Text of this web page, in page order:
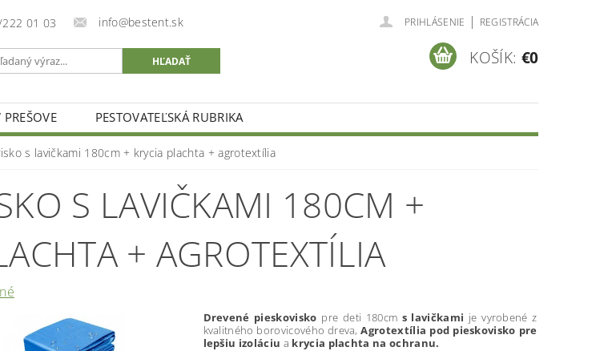
01 03 info@bestent.sk PRIHLÁSENIE | REGISTRÁCIA
KOŠÍK: €0
PESTOVATEĽSKÁ RUBRIKA
s lavičkami 180cm + krycia plachta + agrotextília
S LAVIČKAMI 180CM +
+ AGROTEXTÍLIA
Drevené pieskovisko pre deti 180cm s lavičkami je vyrobené z
kvalitného borovicového dreva,Agrotextília pod pieskovisko pre
lepšiu izoláciu a krycia plachta na ochranu.